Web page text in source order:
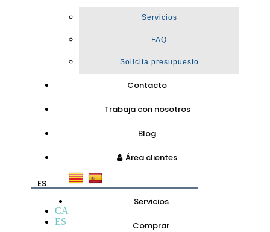
Servicios
FAQ
Solicita presupuesto
Contacto
Trabaja con nosotros
Blog
Área clientes
ES
CA
ES
Servicios
Comprar